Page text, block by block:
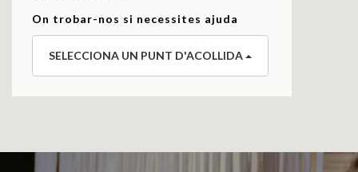
On trobar-nos si necessites ajuda
SELECCIONA UN PUNT D'ACOLLIDA